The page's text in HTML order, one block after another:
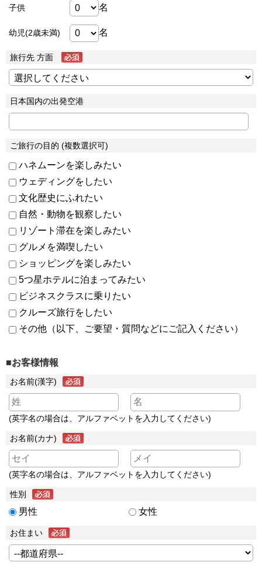
子供 名
幼児(2歳未満) 名
旅行先 方面
日本国内の出発空港
ご旅行の目的 (複数選択可)
ハネムーンを楽しみたい
ウェディングをしたい
文化歴史にふれたい
自然・動物を観察したい
リゾート滞在を楽しみたい
グルメを満喫したい
ショッピングを楽しみたい
5つ星ホテルに泊まってみたい
ビジネスクラスに乗りたい
クルーズ旅行をしたい
その他（以下、ご要望・質問などにご記入ください）
■お客様情報
お名前(漢字)
(英字名の場合は、アルファベットを入力してください)
お名前(カナ)
(英字名の場合は、アルファベットを入力してください)
性別
男性 女性
お住まい